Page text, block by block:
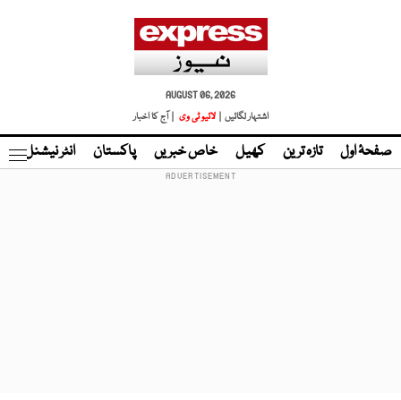
AUGUST 06, 2026
اشتہار لگائیں |
لائیو ٹی وی | آج کا اخبار
صفحۂ اول تازہ ترین کھیل خاص خبریں پاکستان انٹر نیشنل